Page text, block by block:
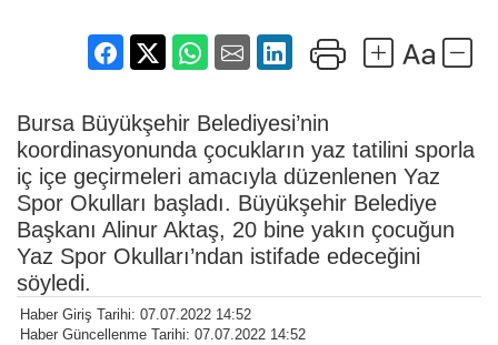
Bursa Büyükşehir Belediyesi’nin
koordinasyonunda çocukların yaz tatilini sporla
iç içe geçirmeleri amacıyla düzenlenen Yaz
Spor Okulları başladı. Büyükşehir Belediye
Başkanı Alinur Aktaş, 20 bine yakın çocuğun
Yaz Spor Okulları’ndan istifade edeceğini
söyledi.
Haber Giriş Tarihi: 07.07.2022 14:52
Haber Güncellenme Tarihi: 07.07.2022 14:52